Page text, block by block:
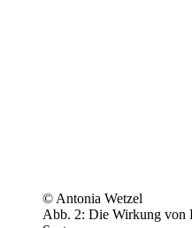
© Antonia Wetzel
Abb. 2: Die Wirkung von